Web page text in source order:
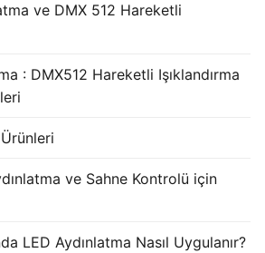
ve DMX 512 Hareketli
: DMX512 Hareketli Işıklandırma
ve Sahne Kontrolü için
LED Aydınlatma Nasıl Uygulanır?